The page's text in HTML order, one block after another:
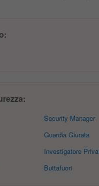
Security Manager
Guardia Giurata
Investigatore
Buttafuori